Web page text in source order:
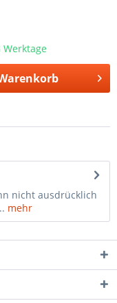
nicht ausdrücklich
mehr